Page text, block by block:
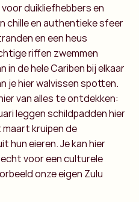
voor duikliefhebbers en
chille en authentieke sfeer
en een heus
riffen zwemmen
de hele Cariben bij elkaar
je hier walvissen spotten.
van alles te ontdekken:
leggen schildpadden hier
kruipen de
hun eieren. Je kan hier
voor een culturele
onze eigen Zulu